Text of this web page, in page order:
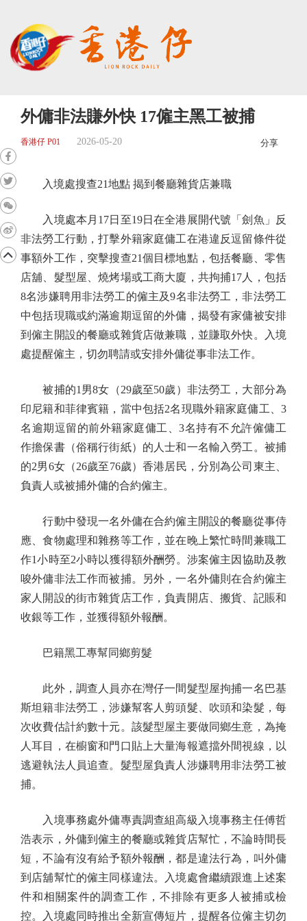
外傭非法賺外快 17僱主黑工被捕
香港仔 P01 2026-05-20 分享
入境處搜查21地點 揭到餐廳雜貨店兼職
入境處本月17日至19日在全港展開代號「劍魚」反
非法勞工行動，打擊外籍家庭傭工在港違反逗留條件從
事額外工作，突擊搜查21個目標地點，包括餐廳、零售
店舖、髮型屋、燒烤場或工商大廈，共拘捕17人，包括
8名涉嫌聘用非法勞工的僱主及9名非法勞工，非法勞工
中包括現職或約滿逾期逗留的外傭，揭發有家傭被安排
到僱主開設的餐廳或雜貨店做兼職，並賺取外快。入境
處提醒僱主，切勿聘請或安排外傭從事非法工作。
被捕的1男8女（29歲至50歲）非法勞工，大部分為
印尼籍和菲律賓籍，當中包括2名現職外籍家庭傭工、3
名逾期逗留的前外籍家庭傭工、3名持有不允許僱傭工
作擔保書（俗稱行街紙）的人士和一名輸入勞工。被捕
的2男6女（26歲至76歲）香港居民，分別為公司東主、
負責人或被捕外傭的合約僱主。
行動中發現一名外傭在合約僱主開設的餐廳從事侍
應、食物處理和雜務等工作，並在晚上繁忙時間兼職工
作1小時至2小時以獲得額外酬勞。涉案僱主因協助及教
唆外傭非法工作而被捕。另外，一名外傭則在合約僱主
家人開設的街市雜貨店工作，負責開店、搬貨、記賬和
收銀等工作，並獲得額外報酬。
巴籍黑工專幫同鄉剪髮
此外，調查人員亦在灣仔一間髮型屋拘捕一名巴基
斯坦籍非法勞工，涉嫌幫客人剪頭髮、吹頭和染髮，每
次收費估計約數十元。該髮型屋主要做同鄉生意，為掩
人耳目，在櫥窗和門口貼上大量海報遮擋外間視線，以
逃避執法人員追查。髮型屋負責人涉嫌聘用非法勞工被
捕。
入境事務處外傭專責調查組高級入境事務主任傅哲
浩表示，外傭到僱主的餐廳或雜貨店幫忙，不論時間長
短，不論有沒有給予額外報酬，都是違法行為，叫外傭
到店舖幫忙的僱主同樣違法。入境處會繼續跟進上述案
件和相關案件的調查工作，不排除有更多人被捕或檢
控。入境處同時推出全新宣傳短片，提醒各位僱主切勿